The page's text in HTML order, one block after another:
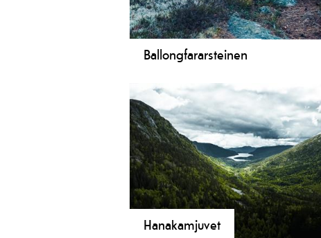
Ballongfararsteinen
Har du høyrt om ballongferda frå
Paris, som endte opp i Seljord?
Ballongen frå Paris landa i sørsida på
Lifjell ovanfor Strand-gardane i 1870,
og i dag har det blitt ei turløype dit.
Turløypa er fin for alle aldre!
Hanakamjuvet